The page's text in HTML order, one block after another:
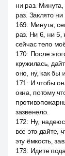
ни раз. Минута,
раз. Заклято
169: Минута,
раз. Ни 6, ни 5,
сейчас тело
170: После
кружилась,
оно, ну, как бы
171 : И чтобы
окна, потому
зазвенело.
172: Ну,
все это дайте,
эту ёмкость,
173: Идите